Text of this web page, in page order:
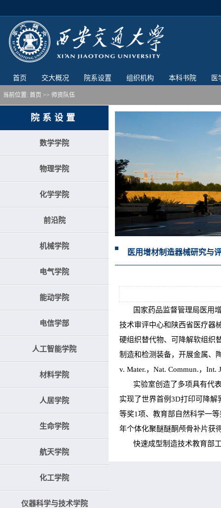
首页 交大概况 院系设置 组织机构 本科书院 医
当前位置: 首页 >> 师资队伍
院系设置
数学学院
物理学院
化学学院
前沿院
机械学院
电气学院
能动学院
电信学部
人工智能学院
材料学院
人居学院
生命学院
航天学院
化工学院
仪器科学与技术学院
医用增材制造器械研究与
国家药品监督管理局医用增
技术审评中心和陕西省医疗器
硬组织替代物、可降解软组织
制造和检测装备，开展金属、
v. Mater.，Nat. Commun.，Int.
实验室创造了多项具有代表
实现了世界首例3D打印可降
等奖1项、教育部自然科学一
年个体化聚醚醚酮颅骨补片获
快速成型制造技术教育部工